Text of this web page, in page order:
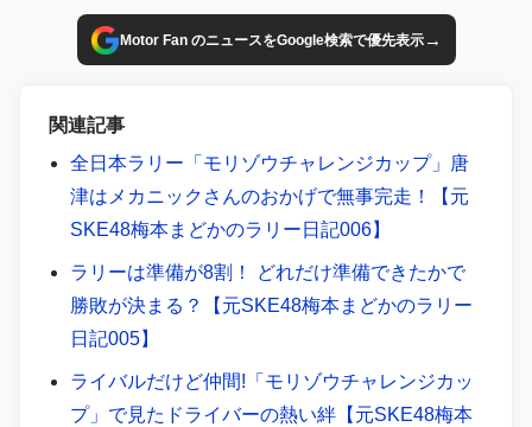
Motor Fan のニュースをGoogle検索で優先表示→
関連記事
全日本ラリー「モリゾウチャレンジカップ」唐
津はメカニックさんのおかげで無事完走！【元
SKE48梅本まどかのラリー日記006】
ラリーは準備が8割！ どれだけ準備できたかで
勝敗が決まる？【元SKE48梅本まどかのラリー
日記005】
ライバルだけど仲間!「モリゾウチャレンジカッ
プ」で見たドライバーの熱い絆【元SKE48梅本